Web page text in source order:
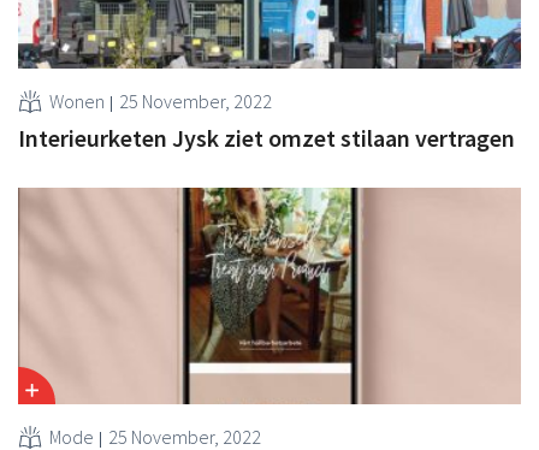
Wonen 25 November, 2022
Interieurketen Jysk ziet omzet stilaan vertragen
Mode 25 November, 2022